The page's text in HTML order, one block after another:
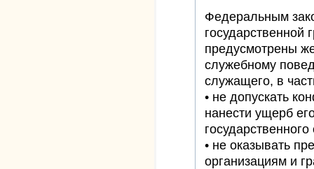
Федеральным
государственной
предусмотрены
служебному
служащего, в
• не допускать
нанести ущерб
• не оказывать
организациям и